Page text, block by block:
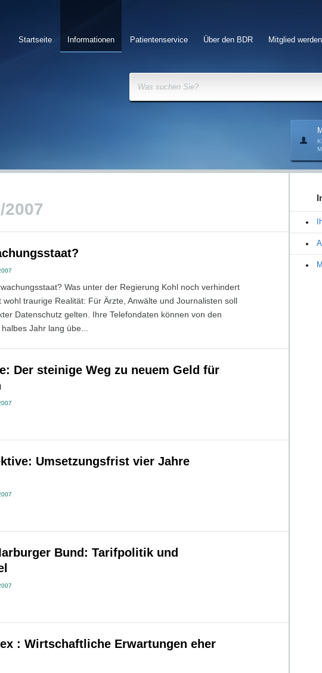
Mitglied werden
Über den BDR
Patientenservice
Informationen
Startseite
Was suchen Sie?
2007
Was unter der Regierung Kohl noch verhindert
traurige Realität: Für Ärzte, Anwälte und Journalisten soll
Datenschutz gelten. Ihre Telefondaten können von den
Jahr lang übe...
Der steinige Weg zu neuem Geld für
Umsetzungsfrist vier Jahre
Bund: Tarifpolitik und
: Wirtschaftliche Erwartungen eher